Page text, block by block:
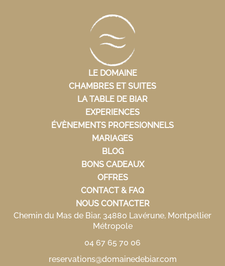
LE DOMAINE
CHAMBRES ET SUITES
LA TABLE DE BIAR
EXPERIENCES
ÉVÈNEMENTS PROFESIONNELS
MARIAGES
BLOG
BONS CADEAUX
OFFRES
CONTACT & FAQ
NOUS CONTACTER
Chemin du Mas de Biar, 34880 Lavérune, Montpellier
Métropole
04 67 65 70 06
reservations@domainedebiar.com